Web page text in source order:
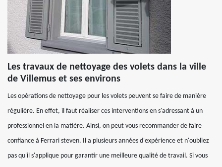
Les travaux de nettoyage des volets dans la ville
de Villemus et ses environs
Les opérations de nettoyage pour les volets peuvent se faire de manière
régulière. En effet, il faut réaliser ces interventions en s'adressant à un
professionnel en la matière. Ainsi, on peut vous recommander de faire
confiance à Ferrari steven. Il a plusieurs années d'expérience et n'oubliez
pas qu'il s'applique pour garantir une meilleure qualité de travail. Si vous